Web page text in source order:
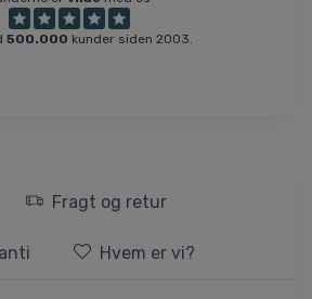
500.000 kunder siden 2003.
Fragt og retur
Hvem er vi?